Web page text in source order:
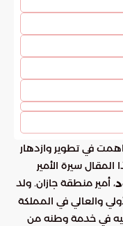
في تطوير وازدهار
المقال سيرة الأمير
، أمير منطقة جازان. ولد
والعالي في المملكة
في خدمة وطنه من